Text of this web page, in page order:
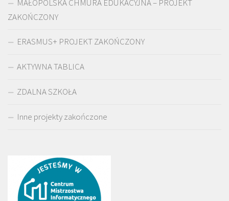
MAŁOPOLSKA CHMURA EDUKACYJNA – PROJEKT
ZAKOŃCZONY
ERASMUS+ PROJEKT ZAKOŃCZONY
AKTYWNA TABLICA
ZDALNA SZKOŁA
Inne projekty zakończone